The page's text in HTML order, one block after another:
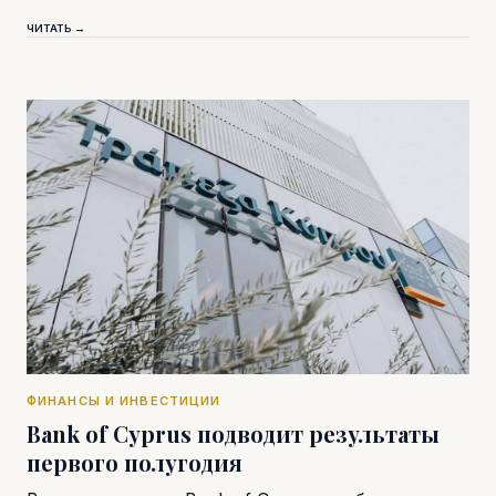
ЧИТАТЬ →
ФИНАНСЫ И ИНВЕСТИЦИИ
Bank of Cyprus подводит результаты
первого полугодия